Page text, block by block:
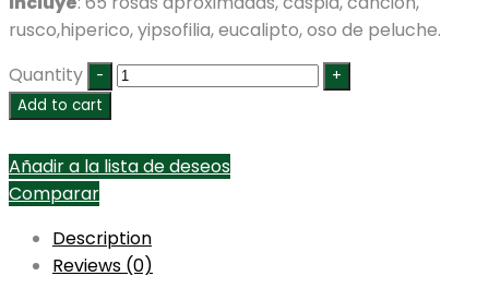
rusco,hiperico, yipsofilia, eucalipto, oso de peluche.
Quantity
Add to cart
Añadir a la lista de deseos
Comparar
Description
Reviews (0)